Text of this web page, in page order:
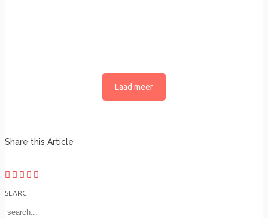
Laad meer
Share this Article
SEARCH
Search